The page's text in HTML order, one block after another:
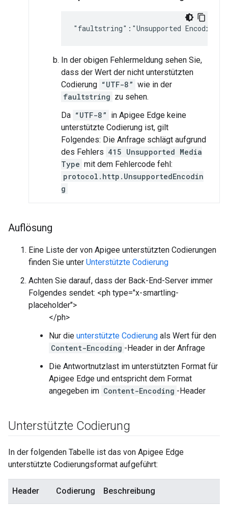
"faultstring":"Unsupported Encoding
In der obigen Fehlermeldung sehen Sie,
dass der Wert der nicht unterstützten
Codierung “UTF-8” wie in der
faultstring zu sehen.
Da “UTF-8” in Apigee Edge keine
unterstützte Codierung ist, gilt
Folgendes: Die Anfrage schlägt aufgrund
des Fehlers 415 Unsupported Media
Type mit dem Fehlercode fehl:
protocol.http.UnsupportedEncodin
g
Auflösung
Eine Liste der von Apigee unterstützten Codierungen
finden Sie unter Unterstützte Codierung
Achten Sie darauf, dass der Back-End-Server immer
Folgendes sendet: <ph type="x-smartling-
placeholder">
</ph>
Nur die unterstützte Codierung als Wert für den
Content-Encoding -Header in der Anfrage
Die Antwortnutzlast im unterstützten Format für
Apigee Edge und entspricht dem Format
angegeben im Content-Encoding -Header
Unterstützte Codierung
In der folgenden Tabelle ist das von Apigee Edge
unterstützte Codierungsformat aufgeführt:
Header Codierung Beschreibung